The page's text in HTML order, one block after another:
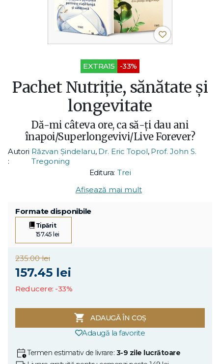
EXTRA15 -33%
Pachet Nutriție, sănătate și
longevitate
Dă-mi câteva ore, ca să-ţi dau ani
înapoi/Superlongevivi/Live Forever?
Autori
:
Răzvan Șindelaru, Dr. Eric Topol, Prof. John S.
Tregoning
Editura: Trei
Afișează mai mult
Formate disponibile
Tipărit
157.45 lei
235.00 lei
157.45 lei
Reducere: -33%
ADAUGĂ ÎN COȘ
Adaugă la favorite
Termen estimativ de livrare: 3-9 zile lucrătoare